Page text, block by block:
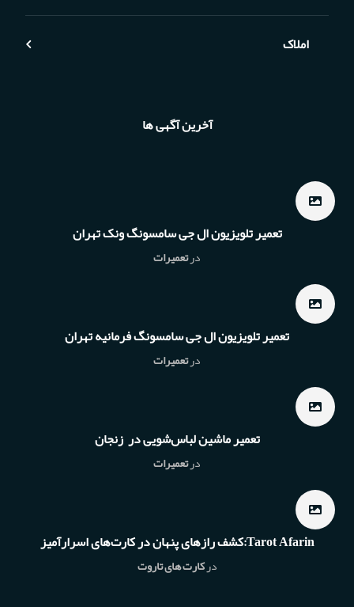
املاک
آخرین آگهی ها
تعمیر تلویزیون ال جی سامسونگ ونک تهران
درتعمیرات
تعمیر تلویزیون ال جی سامسونگ فرمانیه تهران
درتعمیرات
تعمیر ماشین لباس‌شویی در زنجان
درتعمیرات
Tarot Afarin:کشف رازهای پنهان در کارت‌های اسرارآمیز
درکارت های تاروت